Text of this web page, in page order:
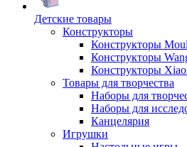
Детские товары
Конструкторы
Конструкторы
Конструкторы
Конструкторы
Товары для творчества
Наборы для
Наборы для
Канцелярия
Игрушки